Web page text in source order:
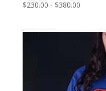
$230.00 - $380.00Rango
$230.00
hasta
$380.00